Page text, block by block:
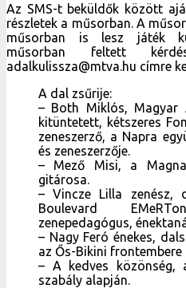
Az SMS-t beküldők között
részletek a műsorban. A
műsorban is lesz játék
műsorban feltett
adalkulissza@mtva.hu címre
A dal zsűrije:
– Both Miklós, Magyar
kitüntetett, kétszeres
zeneszerző, a Napra
és zeneszerzője.
– Mező Misi, a
gitárosa.
– Vincze Lilla zenész,
Boulevard
zenepedagógus,
– Nagy Feró énekes,
az Ős-Bikini frontembere
– A kedves közönség,
szabály alapján.